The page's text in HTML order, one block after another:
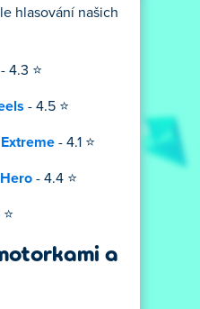
hlasování našich
- 4.3 ⭐
- 4.5 ⭐
- 4.1 ⭐
- 4.4 ⭐
a